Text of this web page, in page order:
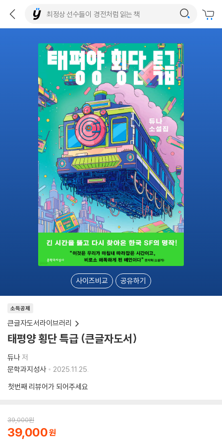
사이즈비교 공유하기
소득공제
큰글자도서라이브러리
태평양 횡단 특급 (큰글자도서)
듀나저
문학과지성사
2025.11.25.
첫번째 리뷰어가 되어주세요
39,000원
39,000